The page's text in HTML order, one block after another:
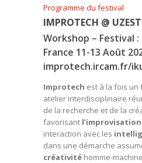
Programme du festival
IMPROTECH @
Workshop – Festival
France 11-13 Août
improtech.ircam.fr/
Improtech est à la fois un
atelier interdisciplinaire
de la recherche et de la
favorisant
interaction avec les
dans une démarche
créativité homme-